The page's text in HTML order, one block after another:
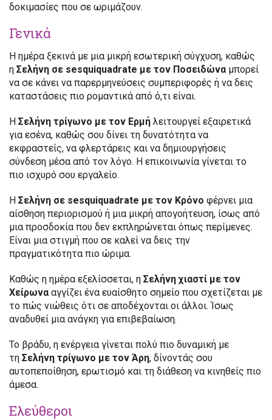
δοκιμασίες που σε ωριμάζουν.
Γενικά
Η ημέρα ξεκινά με μια μικρή εσωτερική σύγχυση, καθώς
η Σελήνη σε sesquiquadrate με τον Ποσειδώναμπορεί
να σε κάνει να παρερμηνεύσεις συμπεριφορές ή να δεις
καταστάσεις πιο ρομαντικά από ό,τι είναι.
Η Σελήνη τρίγωνο με τον Ερμή λειτουργεί εξαιρετικά
για εσένα, καθώς σου δίνει τη δυνατότητα να
εκφραστείς, να φλερτάρεις και να δημιουργήσεις
σύνδεση μέσα από τον λόγο. Η επικοινωνία γίνεται το
πιο ισχυρό σου εργαλείο.
Η Σελήνη σε sesquiquadrate με τον Κρόνο φέρνει μια
αίσθηση περιορισμού ή μια μικρή απογοήτευση, ίσως από
μια προσδοκία που δεν εκπληρώνεται όπως περίμενες.
Είναι μια στιγμή που σε καλεί να δεις την
πραγματικότητα πιο ώριμα.
Καθώς η ημέρα εξελίσσεται, η Σελήνη χιαστί με τον
Χείρωνααγγίζει ένα ευαίσθητο σημείο που σχετίζεται με
το πώς νιώθεις ότι σε αποδέχονται οι άλλοι. Ίσως
αναδυθεί μια ανάγκη για επιβεβαίωση.
Το βράδυ, η ενέργεια γίνεται πολύ πιο δυναμική με
τη Σελήνη τρίγωνο με τον Άρη, δίνοντάς σου
αυτοπεποίθηση, ερωτισμό και τη διάθεση να κινηθείς πιο
άμεσα.
Ελεύθεροι